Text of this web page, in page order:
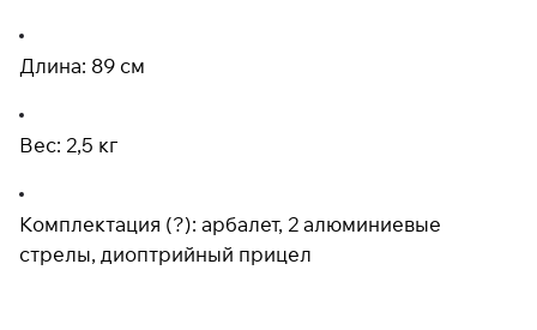
Длина: 89 см
Вес: 2,5 кг
Комплектация (?): арбалет, 2 алюминиевые
стрелы, диоптрийный прицел